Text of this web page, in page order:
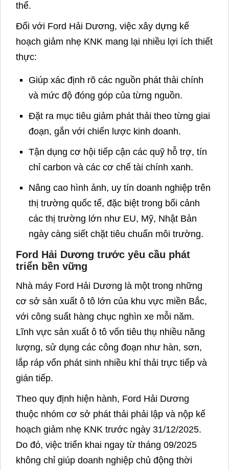
thể.
Đối với Ford Hải Dương, việc xây dựng kế
hoạch giảm nhẹ KNK mang lại nhiều lợi ích thiết
thực:
Giúp xác định rõ các nguồn phát thải chính
và mức độ đóng góp của từng nguồn.
Đặt ra mục tiêu giảm phát thải theo từng giai
đoạn, gắn với chiến lược kinh doanh.
Tận dụng cơ hội tiếp cận các quỹ hỗ trợ, tín
chỉ carbon và các cơ chế tài chính xanh.
Nâng cao hình ảnh, uy tín doanh nghiệp trên
thị trường quốc tế, đặc biệt trong bối cảnh
các thị trường lớn như EU, Mỹ, Nhật Bản
ngày càng siết chặt tiêu chuẩn môi trường.
Ford Hải Dương trước yêu cầu phát
triển bền vững
Nhà máy Ford Hải Dương là một trong những
cơ sở sản xuất ô tô lớn của khu vực miền Bắc,
với công suất hàng chục nghìn xe mỗi năm.
Lĩnh vực sản xuất ô tô vốn tiêu thụ nhiều năng
lượng, sử dụng các công đoạn như hàn, sơn,
lắp ráp vốn phát sinh nhiều khí thải trực tiếp và
gián tiếp.
Theo quy định hiện hành, Ford Hải Dương
thuộc nhóm cơ sở phát thải phải lập và nộp kế
hoạch giảm nhẹ KNK trước ngày 31/12/2025.
Do đó, việc triển khai ngay từ tháng 09/2025
không chỉ giúp doanh nghiệp chủ động thời